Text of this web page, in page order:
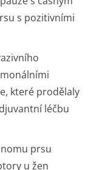
s pozitivními
které prodělaly
léčbu
prsu
u žen